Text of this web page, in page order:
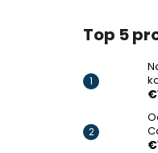
Top 5